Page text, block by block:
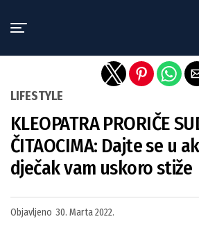
LIFESTYLE
KLEOPATRA PRORIČE
ČITAOCIMA: Dajte se u
dječak vam uskoro stiže
Objavljeno 30. Marta 2022.